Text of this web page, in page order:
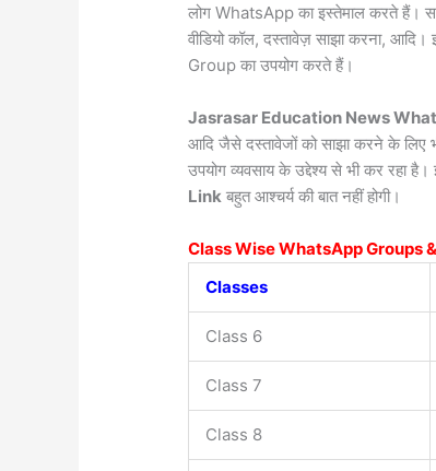
लोग WhatsApp का इस्तेमाल करते हैं।
वीडियो कॉल, दस्तावेज़ साझा करना,
Group का उपयोग करते हैं।
Jasrasar Education News
आदि जैसे दस्तावेजों को साझा करने के
उपयोग व्यवसाय के उद्देश्य से भी कर रहा
Link बहुत आश्चर्य की बात नहीं होगी।
Class Wise WhatsApp Groups
Classes
Class 6
Class 7
Class 8